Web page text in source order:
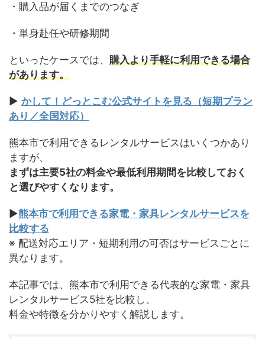
・購入品が届くまでのつなぎ
・単身赴任や研修期間
といったケースでは、 購入より手軽に利用できる場合
があります。
▶ かして！どっとこむ公式サイトを見る（短期プラン
あり／全国対応）
熊本市で利用できるレンタルサービスはいくつかあり
ますが、
まずは主要5社の料金や最低利用期間を比較しておく
と選びやすくなります。
▶熊本市で利用できる家電・家具レンタルサービスを
比較する
※ 配送対応エリア・短期利用の可否はサービスごとに
異なります。
本記事では、熊本市で利用できる代表的な家電・家具
レンタルサービス5社を比較し、
料金や特徴を分かりやすく解説します。